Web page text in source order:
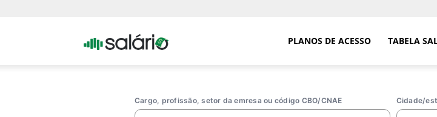
Portal PLANOS DE ACESSO TABELA
Cargo, profissão, setor da emresa ou código CBO/CNAE Cidade/